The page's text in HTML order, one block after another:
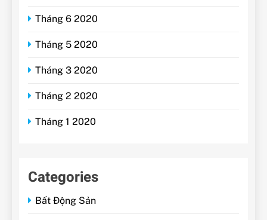
Tháng 6 2020
Tháng 5 2020
Tháng 3 2020
Tháng 2 2020
Tháng 1 2020
Categories
Bất Động Sản